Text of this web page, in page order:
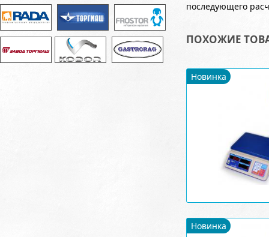
последующего
ПОХОЖИЕ
Новинка
Новинка